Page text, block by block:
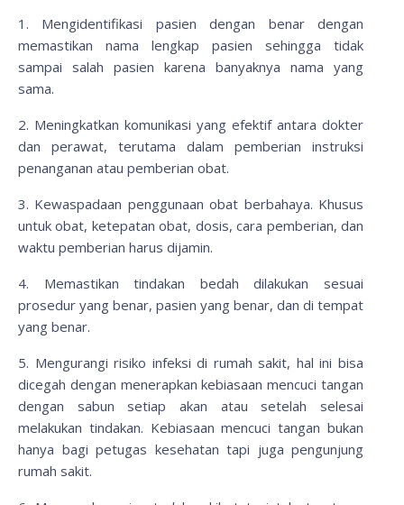
1. Mengidentifikasi pasien dengan benar dengan
memastikan nama lengkap pasien sehingga tidak
sampai salah pasien karena banyaknya nama yang
sama.
2. Meningkatkan komunikasi yang efektif antara dokter
dan perawat, terutama dalam pemberian instruksi
penanganan atau pemberian obat.
3. Kewaspadaan penggunaan obat berbahaya. Khusus
untuk obat, ketepatan obat, dosis, cara pemberian, dan
waktu pemberian harus dijamin.
4. Memastikan tindakan bedah dilakukan sesuai
prosedur yang benar, pasien yang benar, dan di tempat
yang benar.
5. Mengurangi risiko infeksi di rumah sakit, hal ini bisa
dicegah dengan menerapkan kebiasaan mencuci tangan
dengan sabun setiap akan atau setelah selesai
melakukan tindakan. Kebiasaan mencuci tangan bukan
hanya bagi petugas kesehatan tapi juga pengunjung
rumah sakit.